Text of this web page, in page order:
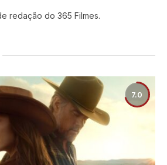
redação do 365 Filmes.
7.0